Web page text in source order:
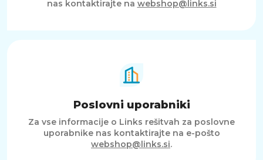
nas kontaktirajte na webshop@links.si
Poslovni uporabniki
Za vse informacije o Links rešitvah za poslovne
uporabnike nas kontaktirajte na e-pošto
webshop@links.si.